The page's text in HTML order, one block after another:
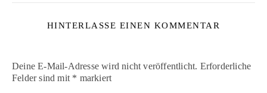
HINTERLASSE EINEN KOMMENTAR
Deine E-Mail-Adresse wird nicht veröffentlicht. Erforderliche
Felder sind mit * markiert